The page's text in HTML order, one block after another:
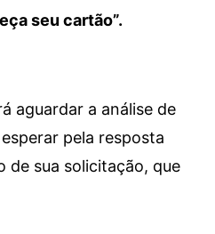
seu cartão”.
aguardar a análise de
pela resposta
de sua solicitação, que